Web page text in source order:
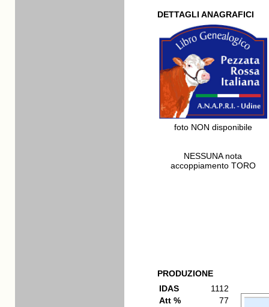
DETTAGLI ANAGRAFICI
foto NON disponibile
NESSUNA nota
accoppiamento TORO
PRODUZIONE
IDAS
1112
Att %
77